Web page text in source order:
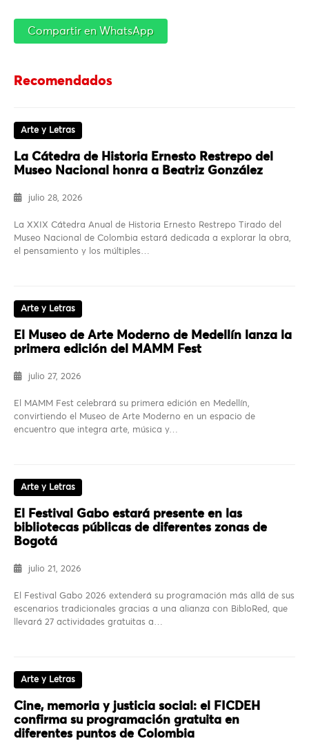
Compartir en WhatsApp
Recomendados
Arte y Letras
La Cátedra de Historia Ernesto Restrepo del
Museo Nacional honra a Beatriz González
julio 28, 2026
La XXIX Cátedra Anual de Historia Ernesto Restrepo Tirado del
Museo Nacional de Colombia estará dedicada a explorar la obra,
el pensamiento y los múltiples…
Arte y Letras
El Museo de Arte Moderno de Medellín lanza la
primera edición del MAMM Fest
julio 27, 2026
El MAMM Fest celebrará su primera edición en Medellín,
convirtiendo el Museo de Arte Moderno en un espacio de
encuentro que integra arte, música y…
Arte y Letras
El Festival Gabo estará presente en las
bibliotecas públicas de diferentes zonas de
Bogotá
julio 21, 2026
El Festival Gabo 2026 extenderá su programación más allá de sus
escenarios tradicionales gracias a una alianza con BibloRed, que
llevará 27 actividades gratuitas a…
Arte y Letras
Cine, memoria y justicia social: el FICDEH
confirma su programación gratuita en
diferentes puntos de Colombia